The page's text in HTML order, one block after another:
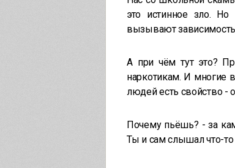
это истинное зло.
вызывают зависимость,
А при чём тут это?
наркотикам. И многие
людей есть свойство -
Почему пьёшь? - за
Ты и сам слышал что-то